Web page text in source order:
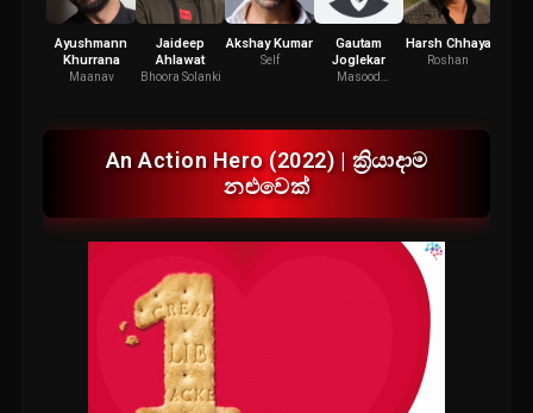
Ayushmann
Khurrana
Maanav
Jaideep
Ahlawat
Bhoora Solanki
Akshay Kumar
Self
Gautam
Joglekar
Masood
Harsh Chhaya
Roshan
An Action Hero (2022) | ක්‍රියාදාම
නළුවෙක්